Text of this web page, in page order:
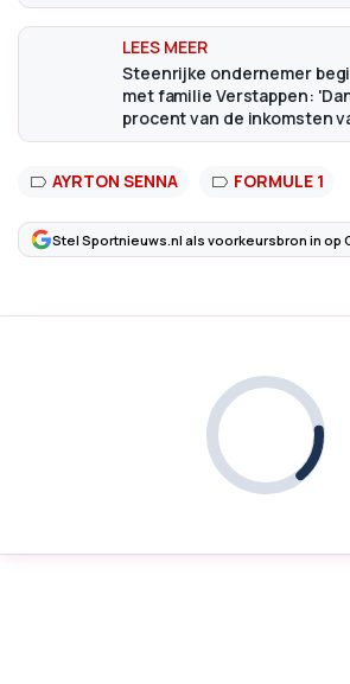
Steenrijke ondernemer
met familie Verstappen:
procent van de inkomsten
AYRTON SENNA FORMULE 1
Stel Sportnieuws.nl als voorkeursbron in op